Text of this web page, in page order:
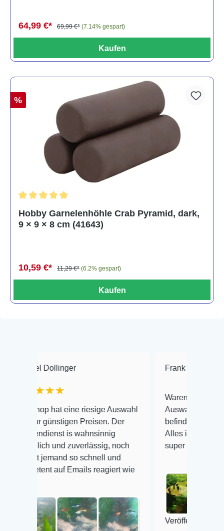
64,99 €* 69,99 €* (7.14% gespart)
Kaufen
%
Hobby Garnelenhöhle Crab Pyramid, dark,
9 × 9 × 8 cm (41643)
10,59 €* 11,29 €* (6.2% gespart)
Kaufen
hat eine riesige Auswahl
Preisen. Der
is wahnsinnig
und zuverlässig, noch
so schnell und
auf Emails reagiert wie
Frank Hackmayer
Warenanlieferung Top und
Auswahl plus
befinden der Fische
Alles ist quick lebendig und
super Zustand. Gerne
Veröffentlicht auf Google